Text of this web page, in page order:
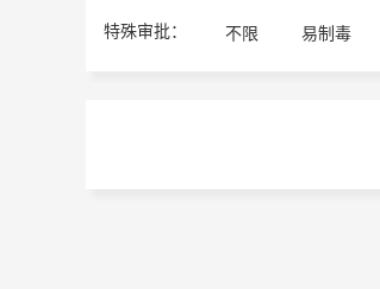
特殊审批：
不限 易制毒